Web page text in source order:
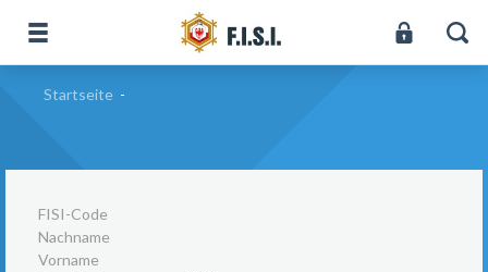
Startseite -
FISI-Code
Nachname
Vorname